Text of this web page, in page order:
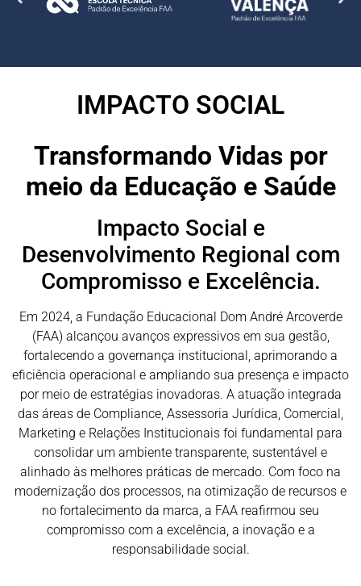
IMPACTO SOCIAL
Transformando Vidas por
meio da Educação e Saúde
Impacto Social e
Desenvolvimento Regional com
Compromisso e Excelência.
Em 2024, a Fundação Educacional Dom André Arcoverde
(FAA) alcançou avanços expressivos em sua gestão,
fortalecendo a governança institucional, aprimorando a
eficiência operacional e ampliando sua presença e impacto
por meio de estratégias inovadoras. A atuação integrada
das áreas de Compliance, Assessoria Jurídica, Comercial,
Marketing e Relações Institucionais foi fundamental para
consolidar um ambiente transparente, sustentável e
alinhado às melhores práticas de mercado. Com foco na
modernização dos processos, na otimização de recursos e
no fortalecimento da marca, a FAA reafirmou seu
compromisso com a excelência, a inovação e a
responsabilidade social.